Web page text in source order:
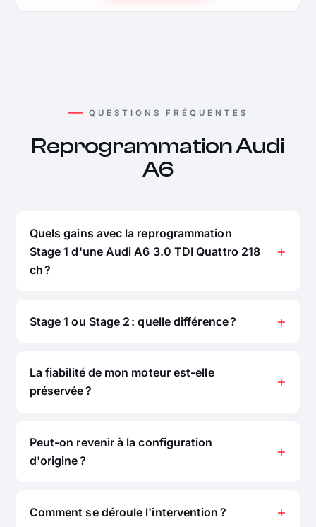
QUESTIONS FRÉQUENTES
Reprogrammation Audi
A6
Quels gains avec la reprogrammation
Stage 1 d'une Audi A6 3.0 TDI Quattro 218
ch ?
Stage 1 ou Stage 2 : quelle différence ?
La fiabilité de mon moteur est-elle
préservée ?
Peut-on revenir à la configuration
d'origine ?
Comment se déroule l'intervention ?